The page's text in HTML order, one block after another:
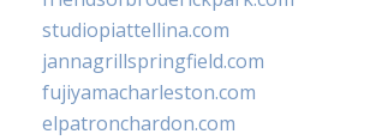
studiopiattellina.com
jannagrillspringfield.com
fujiyamacharleston.com
elpatronchardon.com